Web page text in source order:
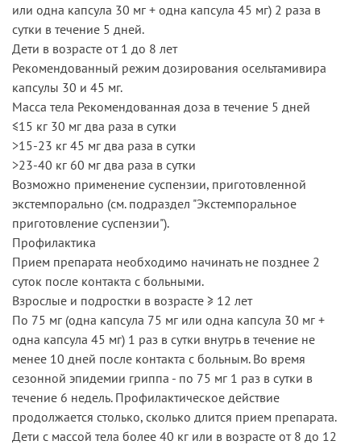
или одна капсула 30 мг + одна капсула 45 мг) 2 раза в
сутки в течение 5 дней.
Дети в возрасте от 1 до 8 лет
Рекомендованный режим дозирования осельтамивира
капсулы 30 и 45 мг.
Масса тела Рекомендованная доза в течение 5 дней
≤15 кг 30 мг два раза в сутки
>15-23 кг 45 мг два раза в сутки
>23-40 кг 60 мг два раза в сутки
Возможно применение суспензии, приготовленной
экстемпорально (см. подраздел "Экстемпоральное
приготовление суспензии").
Профилактика
Прием препарата необходимо начинать не позднее 2
суток после контакта с больными.
Взрослые и подростки в возрасте ≥ 12 лет
По 75 мг (одна капсула 75 мг или одна капсула 30 мг +
одна капсула 45 мг) 1 раз в сутки внутрь в течение не
менее 10 дней после контакта с больным. Во время
сезонной эпидемии гриппа - по 75 мг 1 раз в сутки в
течение 6 недель. Профилактическое действие
продолжается столько, сколько длится прием препарата.
Дети с массой тела более 40 кг или в возрасте от 8 до 12